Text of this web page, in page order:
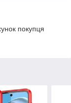
покупця